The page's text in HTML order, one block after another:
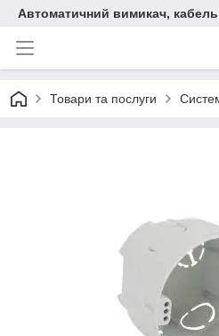
Автоматичний вимикач,
Товари та послуги